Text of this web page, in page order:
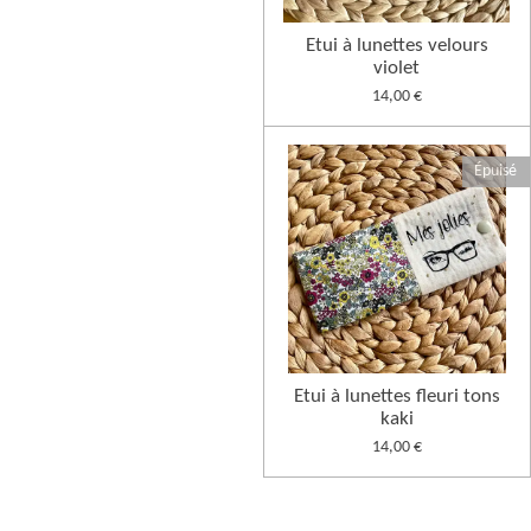
Etui à lunettes velours
violet
14,00 €
Épuisé
Etui à lunettes fleuri tons
kaki
14,00 €